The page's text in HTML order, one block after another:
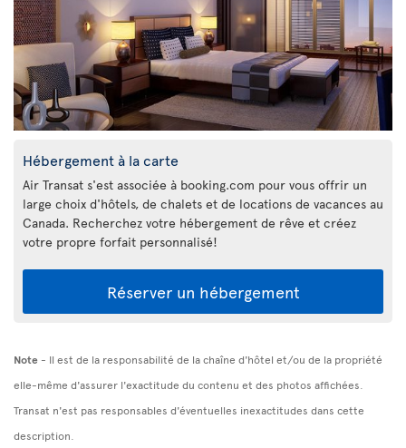
Hébergement à la carte
Air Transat s'est associée à booking.com pour vous offrir un
large choix d'hôtels, de chalets et de locations de vacances au
Canada. Recherchez votre hébergement de rêve et créez
votre propre forfait personnalisé!
Réserver un hébergement
Note - Il est de la responsabilité de la chaîne d'hôtel et/ou de la propriété
elle-même d'assurer l'exactitude du contenu et des photos affichées.
Transat n'est pas responsables d'éventuelles inexactitudes dans cette
description.